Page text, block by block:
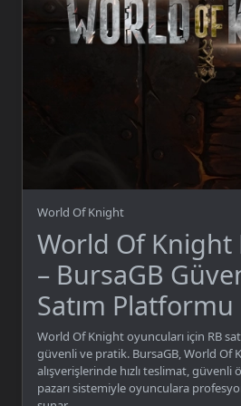
World Of Knight
World Of Knight
– BursaGB
Satım Platformu
World Of Knight oyuncuları için RB
güvenli ve pratik. BursaGB, World Of
alışverişlerinde hızlı teslimat, güvenli
pazarı sistemiyle oyunculara